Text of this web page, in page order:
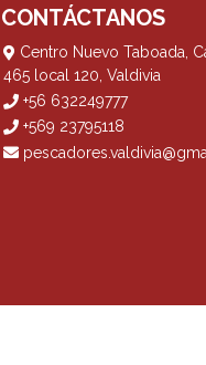
CONTÁCTANOS
Centro Nuevo Taboada,
465 local 120, Valdivia
+56 632249777
+569 23795118